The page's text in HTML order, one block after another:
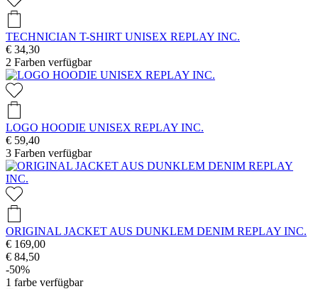
TECHNICIAN T-SHIRT UNISEX REPLAY INC.
€ 34,30
2 Farben verfügbar
LOGO HOODIE UNISEX REPLAY INC.
€ 59,40
3 Farben verfügbar
ORIGINAL JACKET AUS DUNKLEM DENIM REPLAY INC.
€ 169,00
€ 84,50
-50%
1 farbe verfügbar